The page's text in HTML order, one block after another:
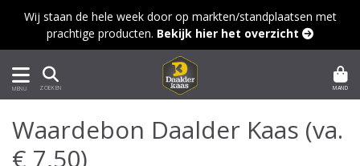
Wij staan de hele week door op markten/standplaatsen met
prachtige producten. Bekijk hier het overzicht 
MENU ZOEKEN MAND
Waardebon Daalder Kaas (va.
€ 7,50)